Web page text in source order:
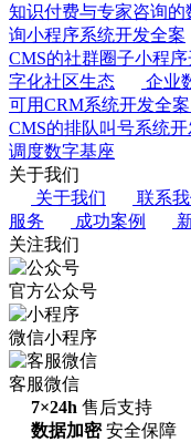
知识付费与专家咨询
询小程序系统开发全案
CMS的社群圈子小程
字化社区生态
企业
可用CRM系统开发全
CMS的排队叫号系统
调度数字基座
关于我们
关于我们
联系
服务
成功案例
关注我们
官方公众号
微信小程序
客服微信
7×24h 售后支持
数据加密安全保障